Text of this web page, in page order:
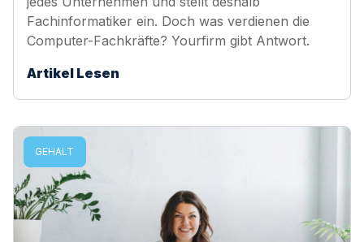
Fachinformatiker ein. Doch was verdienen die
Computer-Fachkräfte? Yourfirm gibt Antwort.
Artikel Lesen
GEHALT